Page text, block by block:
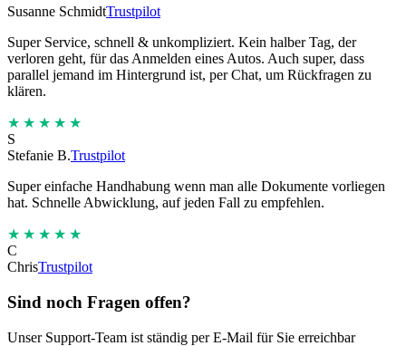
Susanne SchmidtTrustpilot
Super Service, schnell & unkompliziert. Kein halber Tag, der
verloren geht, für das Anmelden eines Autos. Auch super, dass
parallel jemand im Hintergrund ist, per Chat, um Rückfragen zu
klären.
★★★★★
S
Stefanie B.Trustpilot
Super einfache Handhabung wenn man alle Dokumente vorliegen
hat. Schnelle Abwicklung, auf jeden Fall zu empfehlen.
★★★★★
C
ChrisTrustpilot
Sind noch Fragen offen?
Unser Support-Team ist ständig per E-Mail für Sie erreichbar